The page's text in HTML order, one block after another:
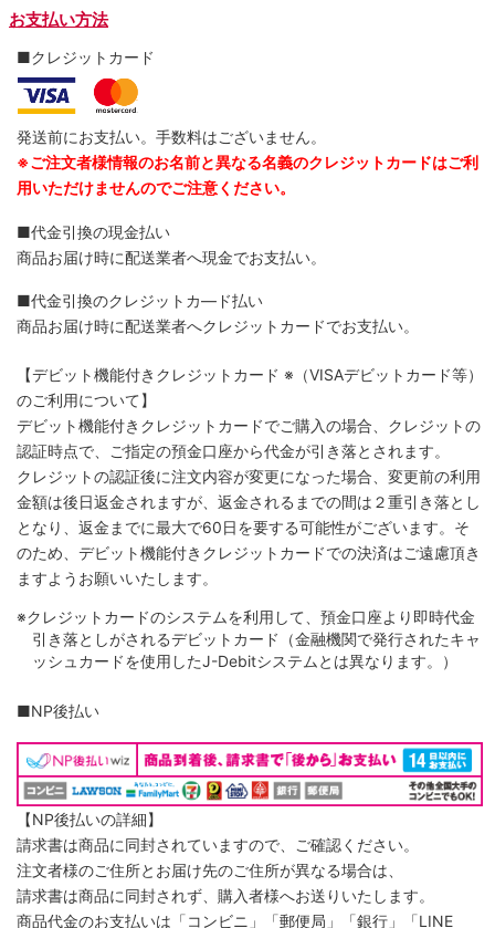
お支払い方法
■クレジットカード
発送前にお支払い。手数料はございません。
※ご注文者様情報のお名前と異なる名義のクレジットカードはご利
用いただけませんのでご注意ください。
■代金引換の現金払い
商品お届け時に配送業者へ現金でお支払い。
■代金引換のクレジットカ―ド払い
商品お届け時に配送業者へクレジットカードでお支払い。
【デビット機能付きクレジットカード ※（VISAデビットカード等）
のご利用について】
デビット機能付きクレジットカードでご購入の場合、クレジットの
認証時点で、ご指定の預金口座から代金が引き落とされます。
クレジットの認証後に注文内容が変更になった場合、変更前の利用
金額は後日返金されますが、返金されるまでの間は２重引き落とし
となり、返金までに最大で60日を要する可能性がございます。そ
のため、デビット機能付きクレジットカードでの決済はご遠慮頂き
ますようお願いいたします。
※クレジットカードのシステムを利用して、預金口座より即時代金
引き落としがされるデビットカード（金融機関で発行されたキャ
ッシュカードを使用したJ-Debitシステムとは異なります。）
■NP後払い
【NP後払いの詳細】
請求書は商品に同封されていますので、ご確認ください。
注文者様のご住所とお届け先のご住所が異なる場合は、
請求書は商品に同封されず、購入者様へお送りいたします。
商品代金のお支払いは「コンビニ」「郵便局」「銀行」「LINE